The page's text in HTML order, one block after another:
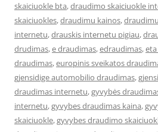
skaiciuokle bta,draudimo skaiciuokle
skaiciuokles,draudimu kainos,
internetu,drauskis internetu pigiau,
drudimas,e draudimas,edraudimas,
draudimas,europinis sveikatos
gjensidige automobilio draudimas,
draudimas internetu,gyvybės
internetu,gyvybes draudimas kaina,
skaiciuokle,gyvybes draudimo